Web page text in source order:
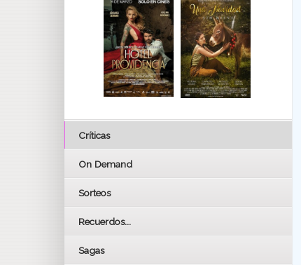
Críticas
On Demand
Sorteos
Recuerdos...
Sagas